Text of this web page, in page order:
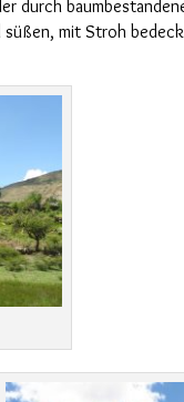
durch
süßen, mit Stroh